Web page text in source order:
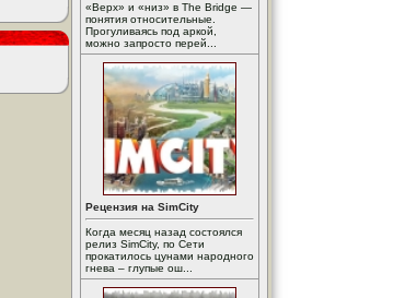
«Верх» и «низ» в The Bridge —
понятия относительные.
Прогуливаясь под аркой,
можно запросто перей...
Рецензия на SimCity
Когда месяц назад состоялся
релиз SimCity, по Сети
прокатилось цунами народного
гнева – глупые ош...